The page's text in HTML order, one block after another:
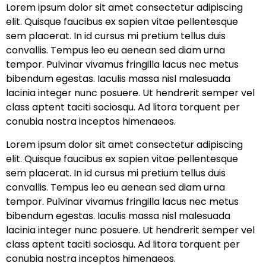
Lorem ipsum dolor sit amet consectetur adipiscing
elit. Quisque faucibus ex sapien vitae pellentesque
sem placerat. In id cursus mi pretium tellus duis
convallis. Tempus leo eu aenean sed diam urna
tempor. Pulvinar vivamus fringilla lacus nec metus
bibendum egestas. Iaculis massa nisl malesuada
lacinia integer nunc posuere. Ut hendrerit semper vel
class aptent taciti sociosqu. Ad litora torquent per
conubia nostra inceptos himenaeos.
Lorem ipsum dolor sit amet consectetur adipiscing
elit. Quisque faucibus ex sapien vitae pellentesque
sem placerat. In id cursus mi pretium tellus duis
convallis. Tempus leo eu aenean sed diam urna
tempor. Pulvinar vivamus fringilla lacus nec metus
bibendum egestas. Iaculis massa nisl malesuada
lacinia integer nunc posuere. Ut hendrerit semper vel
class aptent taciti sociosqu. Ad litora torquent per
conubia nostra inceptos himenaeos.